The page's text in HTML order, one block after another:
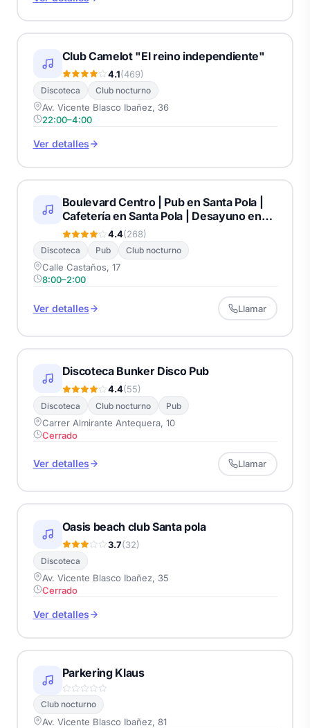
Club Camelot "El reino independiente"
4.1(469)
Discoteca Club nocturno
Av. Vicente Blasco Ibañez, 36
22:00–4:00
Ver detalles
Boulevard Centro | Pub en Santa Pola |
Cafetería en Santa Pola | Desayuno en
Santa Pola4.4(268)
Discoteca Pub Club nocturno
Calle Castaños, 17
8:00–2:00
Ver detalles Llamar
Discoteca Bunker Disco Pub
4.4(55)
Discoteca Club nocturno Pub
Carrer Almirante Antequera, 10
Cerrado
Ver detalles Llamar
Oasis beach club Santa pola
3.7(32)
Discoteca
Av. Vicente Blasco Ibañez, 35
Cerrado
Ver detalles
Parkering Klaus
Club nocturno
Av. Vicente Blasco Ibañez, 81